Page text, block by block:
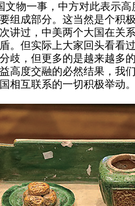
文物一事，中方对此表示
组成部分。这当然是个积
讲过，中美两个大国在关
。但实际上大家回头看看
歧，但更多的是越来越多
高度交融的必然结果，我
相互联系的一切积极举动